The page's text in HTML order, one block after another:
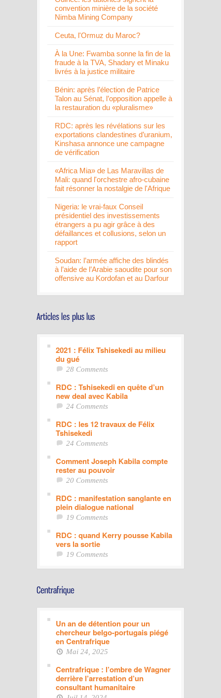
convention minière de la société
Nimba Mining Company
Ceuta, l'Ormuz du Maroc?
À la Une: Fwamba sonne la fin de la
fraude à la TVA, Shadary et Minaku
livrés à la justice militaire
Bénin: après l’élection de Patrice
Talon au Sénat, l’opposition appelle à
la restauration du «pluralisme»
RDC: après les révélations sur les
exportations clandestines d’uranium,
Kinshasa annonce une campagne
de vérification
«Africa Mia» de Las Maravillas de
Mali: quand l'orchestre afro-cubaine
fait résonner la nostalgie de l'Afrique
Nigeria: le vrai-faux Conseil
présidentiel des investissements
étrangers a pu agir grâce à des
défaillances et collusions, selon un
rapport
Soudan: l’armée affiche des blindés
à l’aide de l’Arabie saoudite pour son
offensive au Kordofan et au Darfour
2021 : Félix Tshisekedi au milieu
du gué
28 Comments
RDC : Tshisekedi en quête d’un
new deal avec Kabila
24 Comments
RDC : les 12 travaux de Félix
Tshisekedi
24 Comments
Comment Joseph Kabila compte
rester au pouvoir
20 Comments
RDC : manifestation sanglante en
plein dialogue national
19 Comments
RDC : quand Kerry pousse Kabila
vers la sortie
19 Comments
Un an de détention pour un
chercheur belgo-portugais piégé
en Centrafrique
Mai 24, 2025
Centrafrique : l’ombre de Wagner
derrière l’arrestation d’un
consultant humanitaire